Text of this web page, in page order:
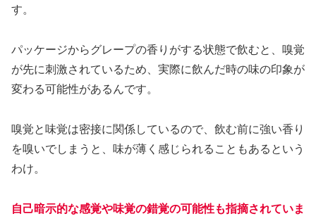
す。
パッケージからグレープの香りがする状態で飲むと、嗅覚
が先に刺激されているため、実際に飲んだ時の味の印象が
変わる可能性があるんです。
嗅覚と味覚は密接に関係しているので、飲む前に強い香り
を嗅いでしまうと、味が薄く感じられることもあるという
わけ。
自己暗示的な感覚や味覚の錯覚の可能性も指摘されていま